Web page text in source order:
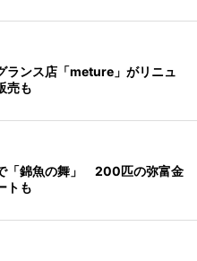
ランス店「meture」がリニュ
売も
「錦魚の舞」 200匹の弥富金
トも